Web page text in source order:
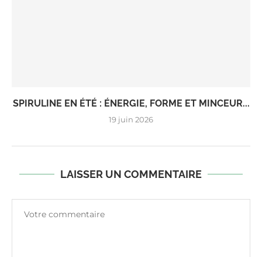
SPIRULINE EN ÉTÉ : ÉNERGIE, FORME ET MINCEUR...
19 juin 2026
LAISSER UN COMMENTAIRE